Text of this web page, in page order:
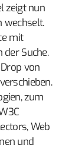
zeigt nun
wechselt.
mit
der Suche.
von
zum
Web
und